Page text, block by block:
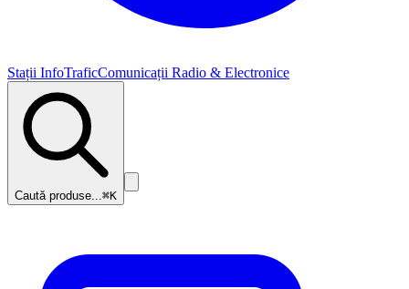
Stații InfoTraficComunicații Radio & Electronice
Caută produse...⌘K